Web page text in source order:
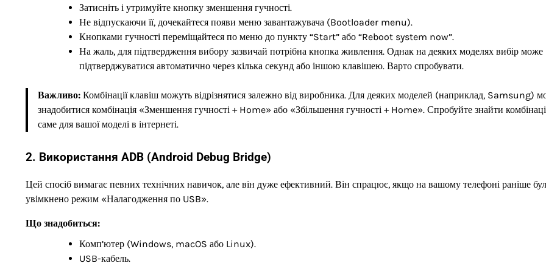
Затисніть і утримуйте кнопку зменшення гучності.
Не відпускаючи її, дочекайтеся появи меню завантажувача (Bootloader menu).
Кнопками гучності переміщайтеся по меню до пункту “Start” або “Reboot system now”.
На жаль, для підтвердження вибору зазвичай потрібна кнопка живлення. Однак на деяких моделях вибір може
підтверджуватися автоматично через кілька секунд або іншою клавішею. Варто спробувати.
Важливо: Комбінації клавіш можуть відрізнятися залежно від виробника. Для деяких моделей (наприклад, Samsung)
знадобитися комбінація «Зменшення гучності + Home» або «Збільшення гучності + Home». Спробуйте знайти
саме для вашої моделі в інтернеті.
2. Використання ADB (Android Debug Bridge)
Цей спосіб вимагає певних технічних навичок, але він дуже ефективний. Він спрацює, якщо на вашому телефоні раніше
увімкнено режим «Налагодження по USB».
Що знадобиться:
Комп’ютер (Windows, macOS або Linux).
USB-кабель.